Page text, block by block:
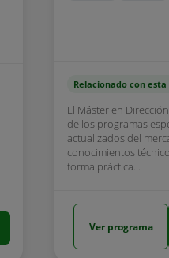
Relacionado con
El Máster en
de los programas
actualizados del
conocimientos
forma práctica...
Ver programa